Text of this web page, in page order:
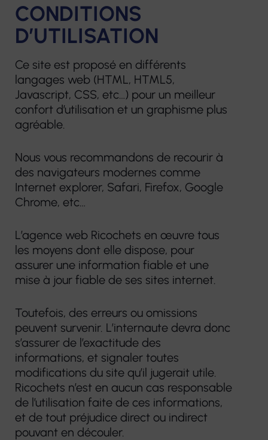
CONDITIONS
D’UTILISATION
Ce site est proposé en différents
langages web (HTML, HTML5,
Javascript, CSS, etc…) pour un meilleur
confort d’utilisation et un graphisme plus
agréable.
Nous vous recommandons de recourir à
des navigateurs modernes comme
Internet explorer, Safari, Firefox, Google
Chrome, etc…
L’agence web Ricochets en œuvre tous
les moyens dont elle dispose, pour
assurer une information fiable et une
mise à jour fiable de ses sites internet.
Toutefois, des erreurs ou omissions
peuvent survenir. L’internaute devra donc
s’assurer de l’exactitude des
informations, et signaler toutes
modifications du site qu’il jugerait utile.
Ricochets n’est en aucun cas responsable
de l’utilisation faite de ces informations,
et de tout préjudice direct ou indirect
pouvant en découler.